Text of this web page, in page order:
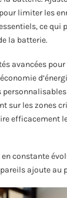
limiter les
ce qui
la batterie.
avancées
sur les zones
efficacement
constante
ajoute au